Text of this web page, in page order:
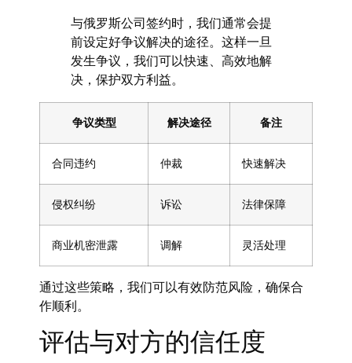
与俄罗斯公司签约时，我们通常会提
前设定好争议解决的途径。这样一旦
发生争议，我们可以快速、高效地解
决，保护双方利益。
争议类型 解决途径 备注
合同违约 仲裁 快速解决
侵权纠纷 诉讼 法律保障
商业机密泄露 调解 灵活处理
通过这些策略，我们可以有效防范风险，确保合
作顺利。
评估与对方的信任度